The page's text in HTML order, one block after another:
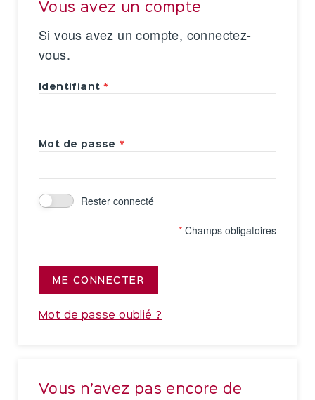
Vous avez un compte
Si vous avez un compte, connectez-
vous.
Identifiant
Mot de passe
Rester connecté
* Champs obligatoires
ME CONNECTER
Mot de passe oublié ?
Vous n’avez pas encore de